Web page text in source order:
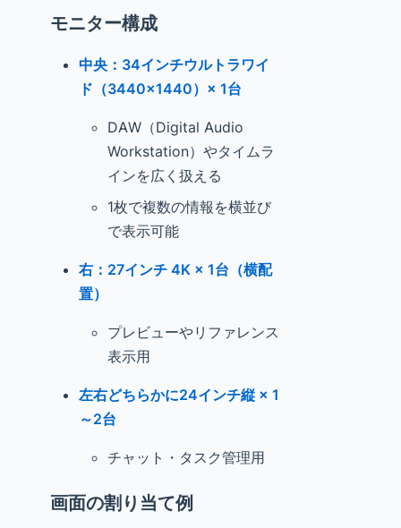
モニター構成
中央：34インチウルトラワイ
ド（3440×1440）× 1台
DAW（Digital Audio
Workstation）やタイムラ
インを広く扱える
1枚で複数の情報を横並び
で表示可能
右：27インチ 4K × 1台（横配
置）
プレビューやリファレンス
表示用
左右どちらかに24インチ縦 × 1
～2台
チャット・タスク管理用
画面の割り当て例